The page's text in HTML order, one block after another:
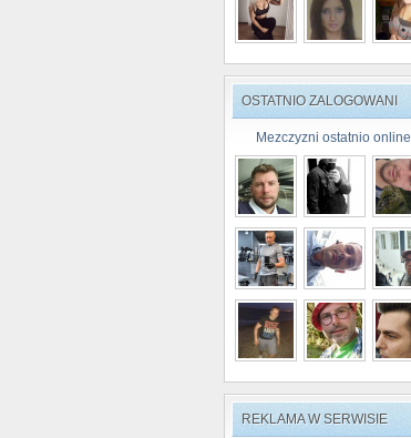
OSTATNIO ZALOGOWANI
Mezczyzni ostatnio
REKLAMA W SERWISIE